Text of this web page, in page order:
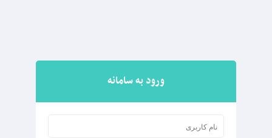
ورود به سامانه